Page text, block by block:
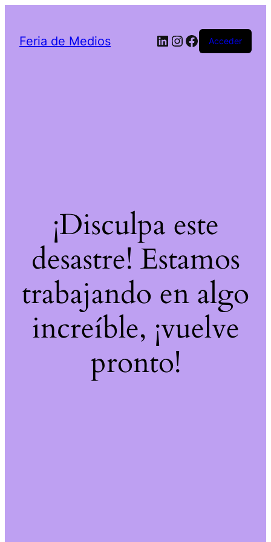
Feria de Medios LinkedIn
Instagram
Facebook
Acceder
¡Disculpa este
desastre! Estamos
trabajando en algo
increíble, ¡vuelve
pronto!